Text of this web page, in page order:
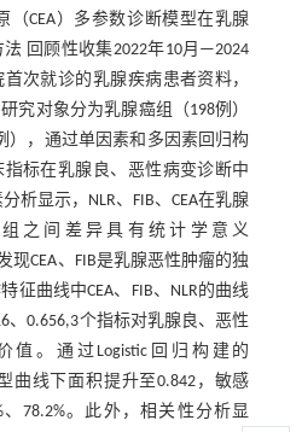
（CEA）多参数诊断模型在乳腺
回顾性收集2022年10月—2024
次就诊的乳腺疾病患者资料，
究对象分为乳腺癌组（198例）
），通过单因素和多因素回归构
标在乳腺良、恶性病变诊断中
析显示，NLR、FIB、CEA在乳腺
之间差异具有统计学意义
现CEA、FIB是乳腺恶性肿瘤的独
征曲线中CEA、FIB、NLR的曲线
、0.656,3个指标对乳腺良、恶性
值。通过Logistic回归构建的
型曲线下面积提升至0.842，敏感
78.2%。此外，相关性分析显